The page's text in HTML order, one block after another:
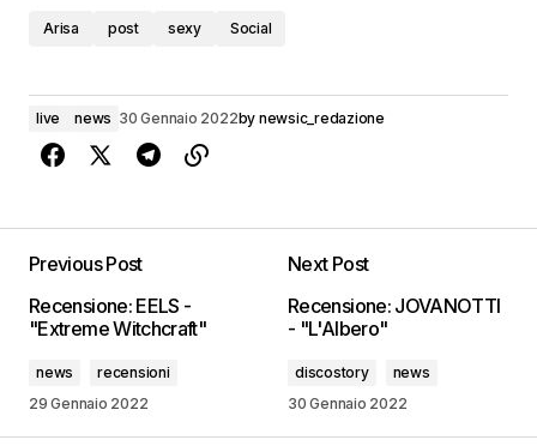
Arisa post sexy Social
live news 30 Gennaio 2022by newsic_redazione
Previous Post
Recensione: EELS -
"Extreme Witchcraft"
news
recensioni
29 Gennaio 2022
Next Post
Recensione: JOVANOTTI
- "L'Albero"
discostory
news
30 Gennaio 2022